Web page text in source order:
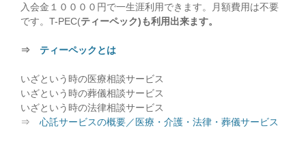
入会金１００００円で一生涯利用できます。月額費用は不要
です。T-PEC(ティーペック)も利用出来ます。
⇒ ティーペックとは
いざという時の医療相談サービス
いざという時の葬儀相談サービス
いざという時の法律相談サービス
⇒ 心託サービスの概要／医療・介護・法律・葬儀サービス